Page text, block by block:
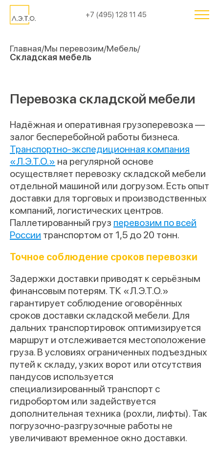
+7 (495) 128 11 45
Главная Мы перевозим Мебель
Складская мебель
Перевозка складской мебели
Надёжная и оперативная грузоперевозка —
залог бесперебойной работы бизнеса.
Транспортно-экспедиционная компания
«Л.Э.Т.О.» на регулярной основе
осуществляет перевозку складской мебели
отдельной машиной или догрузом. Есть опыт
доставки для торговых и производственных
компаний, логистических центров.
Паллетированный груз перевозим по всей
России транспортом от 1,5 до 20 тонн.
Точное соблюдение сроков перевозки
Задержки доставки приводят к серьёзным
финансовым потерям. ТК «Л.Э.Т.О.»
гарантирует соблюдение оговорённых
сроков доставки складской мебели. Для
дальних транспортировок оптимизируется
маршрут и отслеживается местоположение
груза. В условиях ограниченных подъездных
путей к складу, узких ворот или отсутствия
пандусов используется
специализированный транспорт с
гидробортом или задействуется
дополнительная техника (рохли, лифты). Так
погрузочно-разгрузочные работы не
увеличивают временное окно доставки.